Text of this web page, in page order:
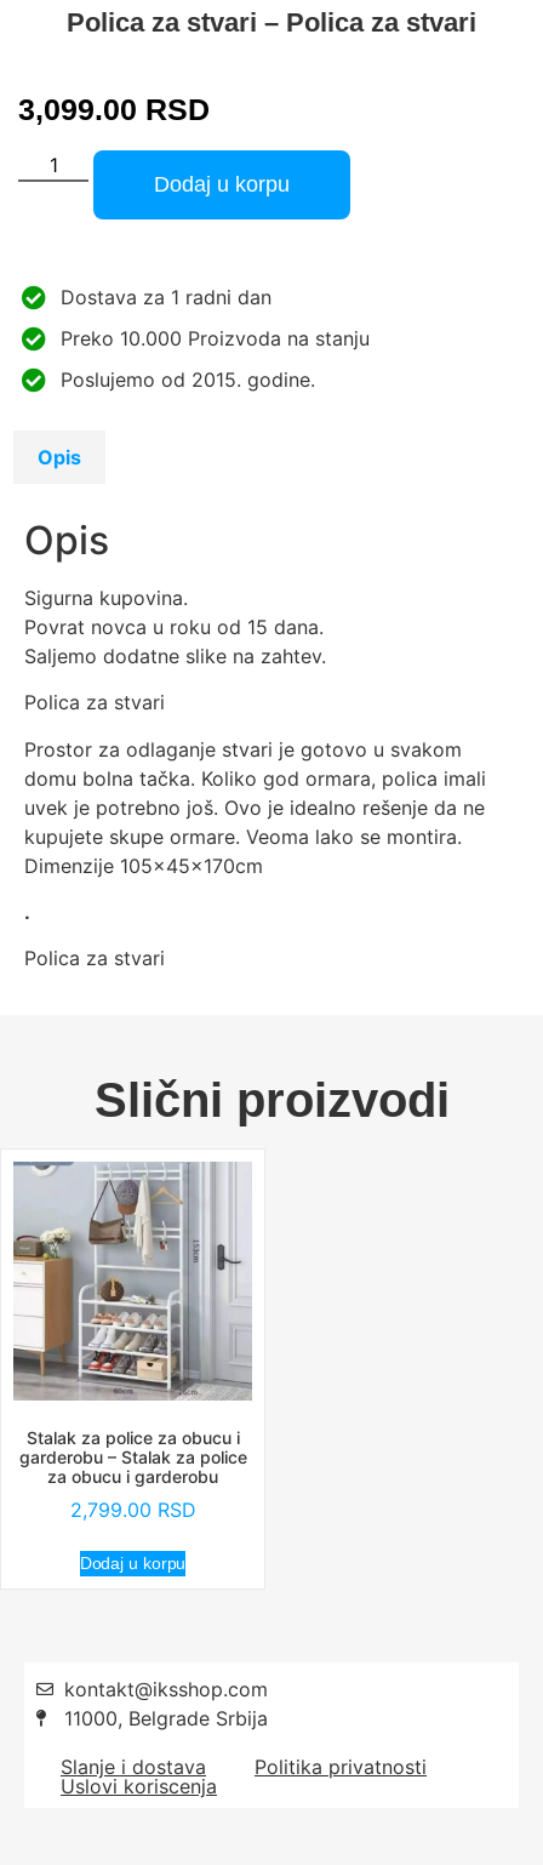
Polica za stvari – Polica za stvari
3,099.00 RSD
Dodaj u korpu
Dostava za 1 radni dan
Preko 10.000 Proizvoda na stanju
Poslujemo od 2015. godine.
Opis
Opis
Sigurna kupovina.
Povrat novca u roku od 15 dana.
Saljemo dodatne slike na zahtev.
Polica za stvari
Prostor za odlaganje stvari je gotovo u svakom
domu bolna tačka. Koliko god ormara, polica imali
uvek je potrebno još. Ovo je idealno rešenje da ne
kupujete skupe ormare. Veoma lako se montira.
Dimenzije 105x45x170cm
.
Polica za stvari
Slični proizvodi
Stalak za police za obucu i
garderobu – Stalak za police
za obucu i garderobu
2,799.00 RSD
Dodaj u korpu
kontakt@iksshop.com
11000, Belgrade Srbija
Slanje i dostava
Politika privatnosti
Uslovi koriscenja